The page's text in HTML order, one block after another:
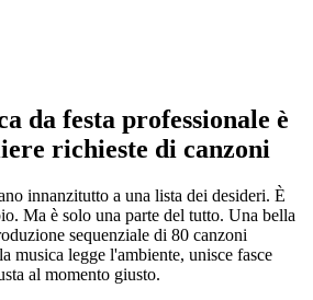
da festa professionale è
richieste di canzoni
innanzitutto a una lista dei desideri. È
Ma è solo una parte del tutto. Una bella
sequenziale di 80 canzoni
musica legge l'ambiente, unisce fasce
al momento giusto.